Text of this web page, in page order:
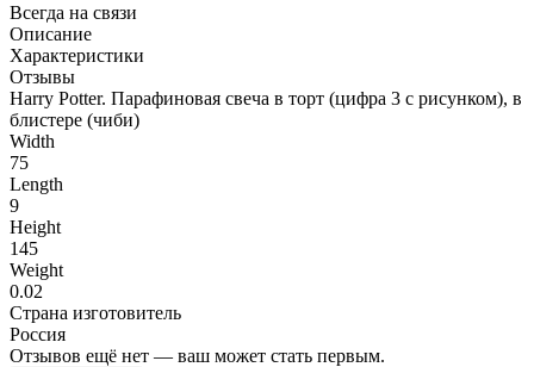
Всегда на связи
Описание
Характеристики
Отзывы
Harry Potter. Парафиновая свеча в торт (цифра 3 с рисунком), в
блистере (чиби)
Width
75
Length
9
Height
145
Weight
0.02
Страна изготовитель
Россия
Отзывов ещё нет — ваш может стать первым.